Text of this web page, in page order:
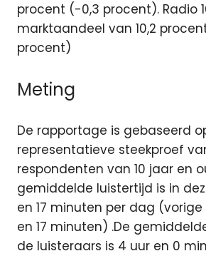
procent (-0,3 procent). Radio
marktaandeel van 10,2
procent)
Meting
De rapportage is gebaseerd
representatieve steekproef
respondenten van 10 jaar en
gemiddelde luistertijd is in
en 17 minuten per dag (vorige
en 17 minuten) .De
de luisteraars is 4 uur en 0